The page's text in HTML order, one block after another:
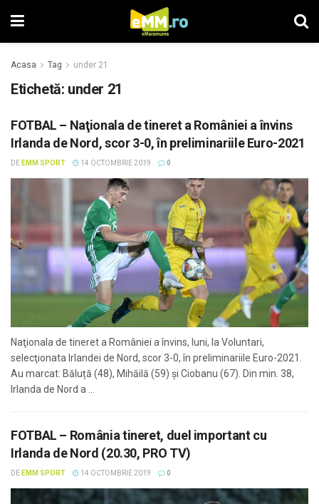
Acasa Tag under 21
Etichetă: under 21
FOTBAL – Naţionala de tineret a României a învins
Irlanda de Nord, scor 3-0, în preliminariile Euro-2021
DE EMM SPORT 14 OCTOMBRIE 2019 0
Naţionala de tineret a României a învins, luni, la Voluntari,
selecţionata Irlandei de Nord, scor 3-0, în preliminariile Euro-2021.
Au marcat: Băluță (48), Mihăilă (59) și Ciobanu (67). Din min. 38,
Irlanda de Nord a ...
FOTBAL – România tineret, duel important cu
Irlanda de Nord (20.30, PRO TV)
DE EMM SPORT 14 OCTOMBRIE 2019 0